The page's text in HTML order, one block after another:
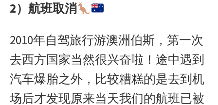
2）航班取消
2010年自驾旅行游澳洲伯斯，第一次
去西方国家当然很兴奋啦！途中遇到
汽车爆胎之外，比较糟糕的是去到机
场后才发现原来当天我们的航班已被